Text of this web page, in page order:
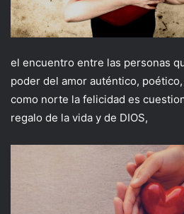
el encuentro entre las personas
poder del amor auténtico,
como norte la felicidad es
regalo de la vida y de DIOS,